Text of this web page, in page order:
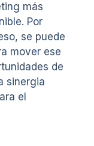
más
Por
se puede
mover ese
de
sinergia
el